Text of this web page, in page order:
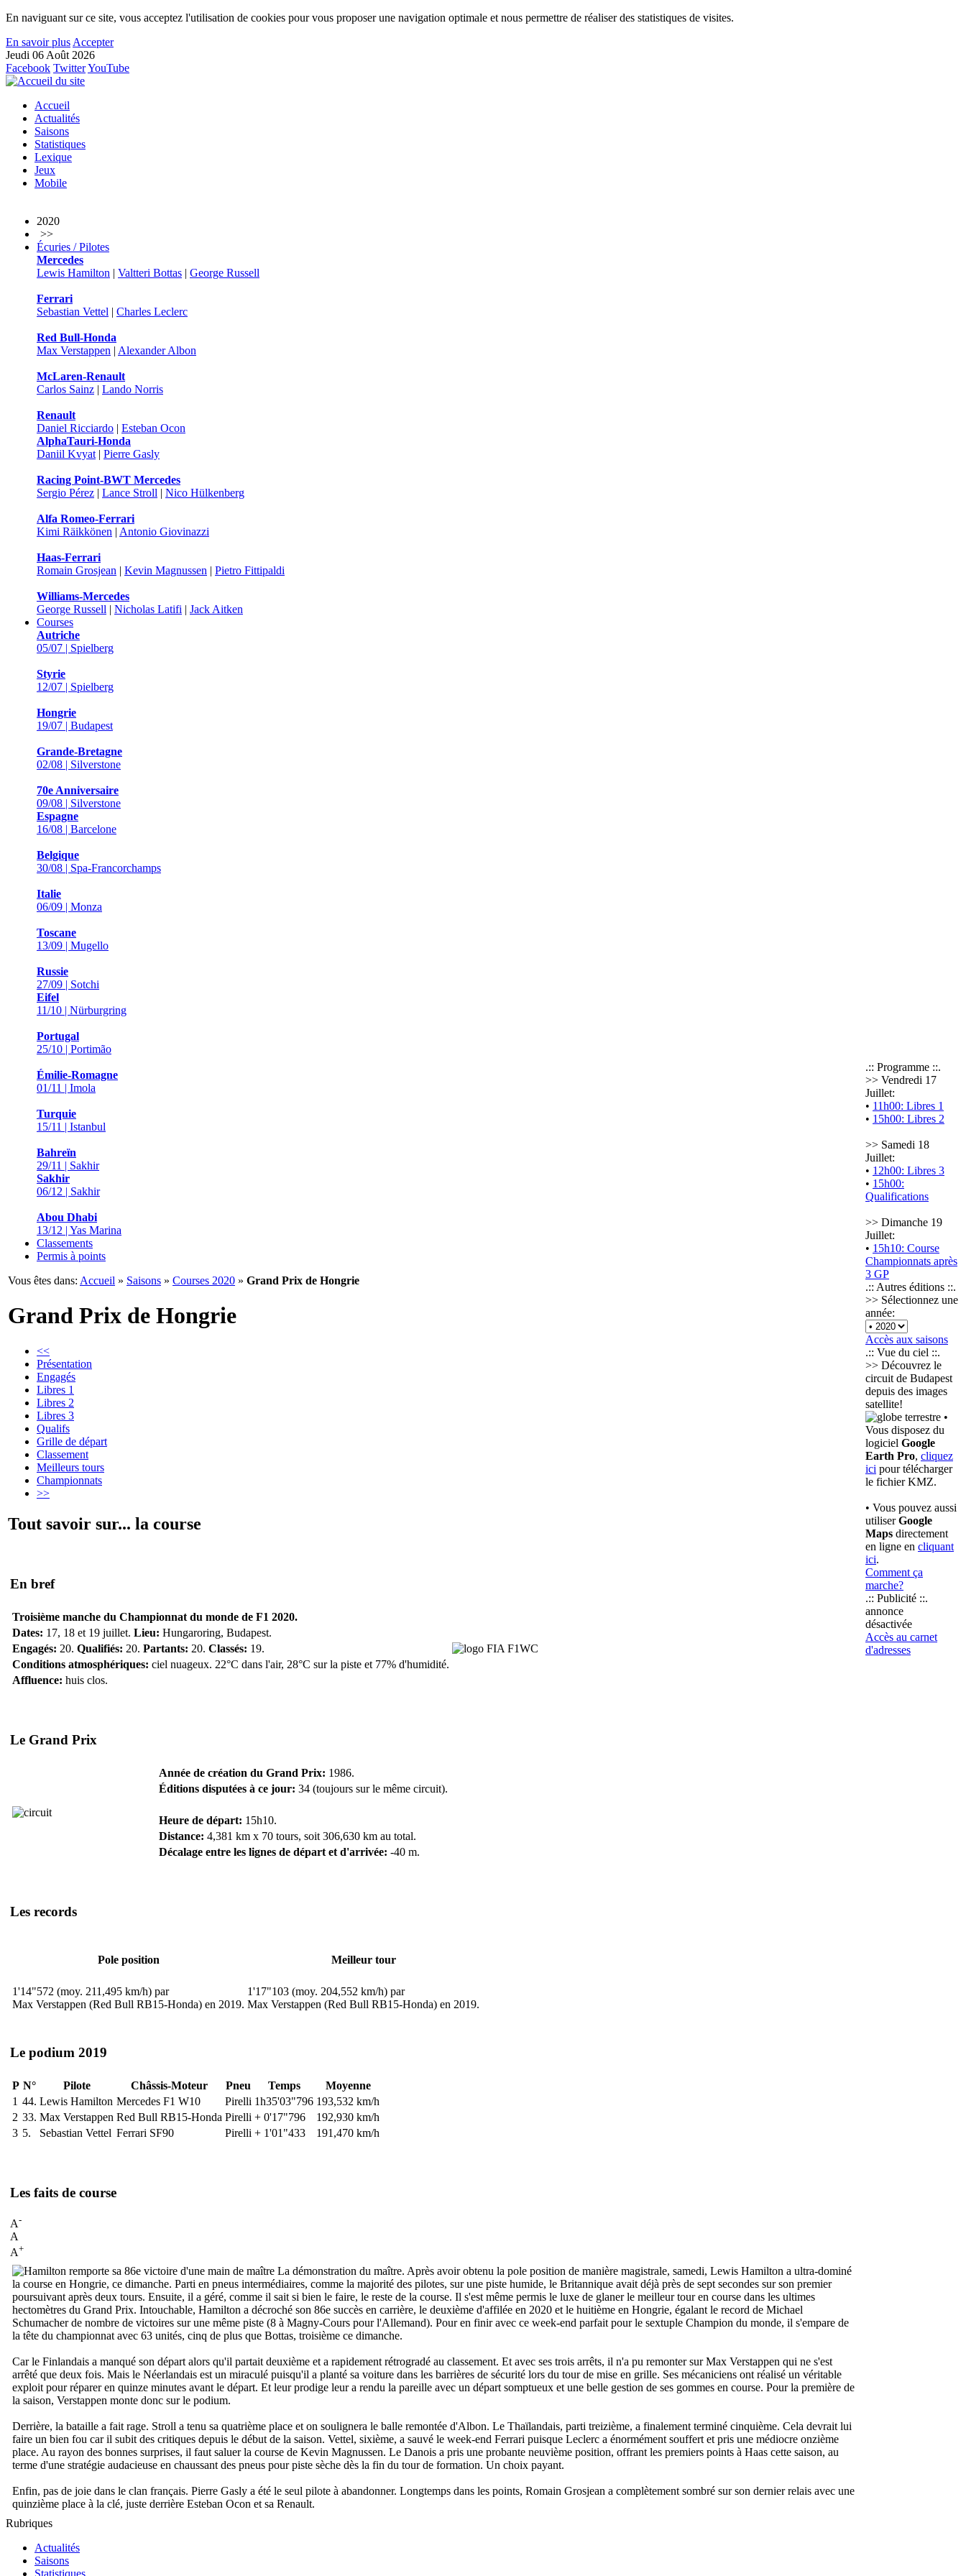
En naviguant sur ce site, vous acceptez l'utilisation de cookies pour vous proposer une navigation optimale et nous permettre de réaliser des statistiques de visites.
En savoir plus Accepter
Jeudi 06 Août 2026
Facebook TwitterYouTube
Accueil
Actualités
Saisons
Statistiques
Lexique
Jeux
Mobile
2020
>>
Écuries / Pilotes
Mercedes
Lewis Hamilton | Valtteri Bottas | George Russell
Ferrari
Sebastian Vettel | Charles Leclerc
Red Bull-Honda
Max Verstappen | Alexander Albon
McLaren-Renault
Carlos Sainz | Lando Norris
Renault
Daniel Ricciardo | Esteban Ocon
AlphaTauri-Honda
Daniil Kvyat | Pierre Gasly
Racing Point-BWT Mercedes
Sergio Pérez | Lance Stroll | Nico Hülkenberg
Alfa Romeo-Ferrari
Kimi Räikkönen | Antonio Giovinazzi
Haas-Ferrari
Romain Grosjean | Kevin Magnussen | Pietro Fittipaldi
Williams-Mercedes
George Russell | Nicholas Latifi | Jack Aitken
Courses
Autriche
05/07 | Spielberg
Styrie
12/07 | Spielberg
Hongrie
19/07 | Budapest
Grande-Bretagne
02/08 | Silverstone
70e Anniversaire
09/08 | Silverstone
Espagne
16/08 | Barcelone
Belgique
30/08 | Spa-Francorchamps
Italie
06/09 | Monza
Toscane
13/09 | Mugello
Russie
27/09 | Sotchi
Eifel
11/10 | Nürburgring
Portugal
25/10 | Portimão
Émilie-Romagne
01/11 | Imola
Turquie
15/11 | Istanbul
Bahreïn
29/11 | Sakhir
Sakhir
06/12 | Sakhir
Abou Dhabi
13/12 | Yas Marina
Classements
Permis à points
Vous êtes dans: Accueil » Saisons » Courses 2020 » Grand Prix de Hongrie
Grand Prix de Hongrie
<<
Présentation
Engagés
Libres 1
Libres 2
Libres 3
Qualifs
Grille de départ
Classement
Meilleurs tours
Championnats
>>
Tout savoir sur... la course
En bref
Troisième manche du Championnat du monde de F1 2020.
Dates: 17, 18 et 19 juillet. Lieu: Hungaroring, Budapest.
Engagés: 20. Qualifiés: 20. Partants: 20. Classés: 19.
Conditions atmosphériques: ciel nuageux. 22°C dans l'air, 28°C sur la piste et 77% d'humidité.
Affluence: huis clos.
Le Grand Prix
Année de création du Grand Prix: 1986.
Éditions disputées à ce jour: 34 (toujours sur le même circuit).
Heure de départ: 15h10.
Distance: 4,381 km x 70 tours, soit 306,630 km au total.
Décalage entre les lignes de départ et d'arrivée: -40 m.
Les records
Pole position Meilleur tour
1'14"572 (moy. 211,495 km/h) par
Max Verstappen (Red Bull RB15-Honda) en 2019.
1'17"103 (moy. 204,552 km/h) par
Max Verstappen (Red Bull RB15-Honda) en 2019.
Le podium 2019
P N° Pilote Châssis-Moteur Pneu Temps
Moyenne
1 44. Lewis Hamilton Mercedes F1 W10 Pirelli 1h35'03"796 193,532 km/h
2 33. Max Verstappen Red Bull RB15-Honda Pirelli + 0'17"796
192,930 km/h
3 5. Sebastian Vettel Ferrari SF90 Pirelli + 1'01"433 191,470 km/h
Les faits de course
A-
A
A+
La démonstration du maître. Après avoir obtenu la pole position de manière magistrale, samedi, Lewis Hamilton a ultra-dominé
la course en Hongrie, ce dimanche. Parti en pneus intermédiaires, comme la majorité des pilotes, sur une piste humide, le Britannique avait déjà près de sept secondes sur son premier
poursuivant après deux tours. Ensuite, il a géré, comme il sait si bien le faire, le reste de la course. Il s'est même permis le luxe de glaner le meilleur tour en course dans les ultimes
hectomètres du Grand Prix. Intouchable, Hamilton a décroché son 86e succès en carrière, le deuxième d'affilée en 2020 et le huitième en Hongrie, égalant le record de Michael
Schumacher de nombre de victoires sur une même piste (8 à Magny-Cours pour l'Allemand). Pour en finir avec ce week-end parfait pour le sextuple Champion du monde, il s'empare de
la tête du championnat avec 63 unités, cinq de plus que Bottas, troisième ce dimanche.
Car le Finlandais a manqué son départ alors qu'il partait deuxième et a rapidement rétrogradé au classement. Et avec ses trois arrêts, il n'a pu remonter sur Max Verstappen qui ne s'est
arrêté que deux fois. Mais le Néerlandais est un miraculé puisqu'il a planté sa voiture dans les barrières de sécurité lors du tour de mise en grille. Ses mécaniciens ont réalisé un véritable
exploit pour réparer en quinze minutes avant le départ. Et leur prodige leur a rendu la pareille avec un départ somptueux et une belle gestion de ses gommes en course. Pour la première de
la saison, Verstappen monte donc sur le podium.
Derrière, la bataille a fait rage. Stroll a tenu sa quatrième place et on soulignera le balle remontée d'Albon. Le Thaïlandais, parti treizième, a finalement terminé cinquième. Cela devrait lui
faire un bien fou car il subit des critiques depuis le début de la saison. Vettel, sixième, a sauvé le week-end Ferrari puisque Leclerc a énormément souffert et pris une médiocre onzième
place. Au rayon des bonnes surprises, il faut saluer la course de Kevin Magnussen. Le Danois a pris une probante neuvième position, offrant les premiers points à Haas cette saison, au
terme d'une stratégie audacieuse en chaussant des pneus pour piste sèche dès la fin du tour de formation. Un choix payant.
Enfin, pas de joie dans le clan français. Pierre Gasly a été le seul pilote à abandonner. Longtemps dans les points, Romain Grosjean a complètement sombré sur son dernier relais avec une
quinzième place à la clé, juste derrière Esteban Ocon et sa Renault.
.:: Programme ::.
>> Vendredi 17
Juillet:
• 11h00: Libres 1
• 15h00: Libres 2
>> Samedi 18
Juillet:
• 12h00: Libres 3
• 15h00:
Qualifications
>> Dimanche 19
Juillet:
• 15h10: Course
Championnats après
3 GP
.:: Autres éditions ::.
>> Sélectionnez une
année:
Accès aux saisons
.:: Vue du ciel ::.
>> Découvrez le
circuit de Budapest
depuis des images
satellite!
•
Vous disposez du
logiciel Google
Earth Pro, cliquez
ici pour télécharger
le fichier KMZ.
• Vous pouvez aussi
utiliserGoogle
Maps directement
en ligne en cliquant
ici.
Comment ça
marche?
.:: Publicité ::.
annonce
désactivée
Accès au carnet
d'adresses
Rubriques
Actualités
Saisons
Statistiques